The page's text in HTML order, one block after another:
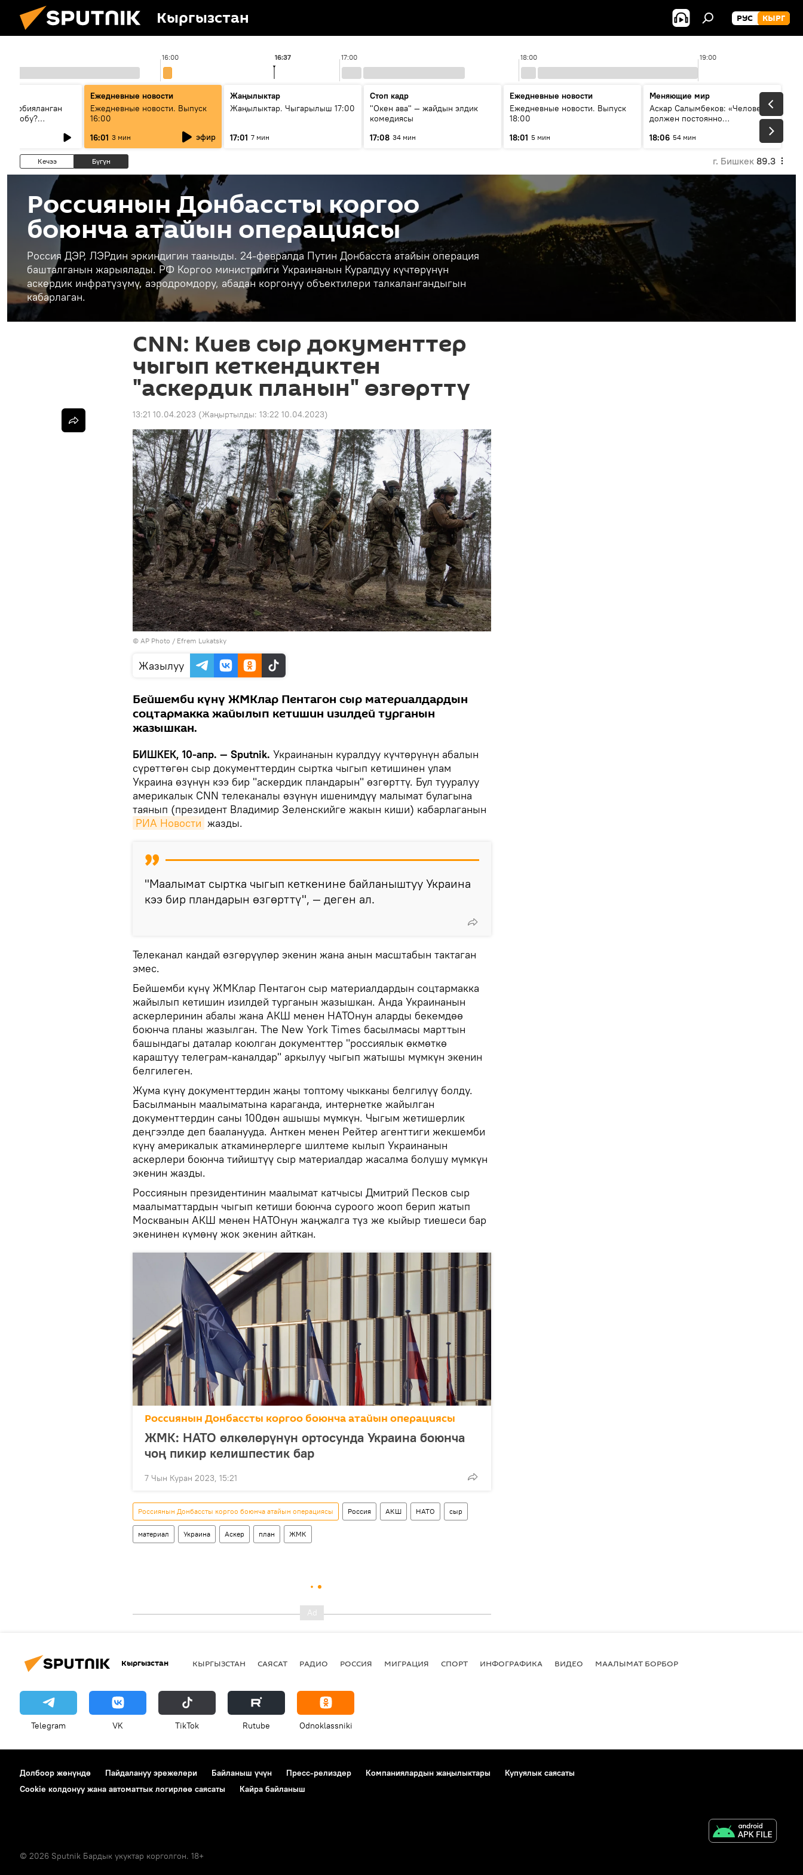
Кыргызстан РУС КЫРГ
16:00 17:00 18:00 19:00
16:37
тарбияланган
болобу?
Ежедневные новости
Ежедневные новости. Выпуск
16:00
16:01 3 мин эфир
Жаңылыктар
Жаңылыктар. Чыгарылыш 17:00
17:01 7 мин
Стоп кадр
"Окен ава" — жайдын элдик
комедиясы
17:08 34 мин
Ежедневные новости
Ежедневные новости. Выпуск
18:00
18:01 5 мин
Меняющие мир
Аскар Салымбеков: «Человек
должен постоянно
18:06 54 мин
Кечээ Бүгүн г. Бишкек 89.3
Россиянын Донбассты коргоо
боюнча атайын операциясы
Россия ДЭР, ЛЭРдин эркиндигин тааныды. 24-февралда Путин Донбасста атайын операция
башталганын жарыялады. РФ Коргоо министрлиги Украинанын Куралдуу күчтөрүнүн
аскердик инфратүзүмү, аэродромдору, абадан коргонуу объектилери талкалангандыгын
кабарлаган.
CNN: Киев сыр документтер
чыгып кеткендиктен
"аскердик планын" өзгөрттү
13:21 10.04.2023 (Жаңыртылды: 13:22 10.04.2023)
© AP Photo / Efrem Lukatsky
Жазылуу
Бейшемби күнү ЖМКлар Пентагон сыр материалдардын
соцтармакка жайылып кетишин изилдей турганын
жазышкан.
БИШКЕК, 10-апр. — Sputnik. Украинанын куралдуу күчтөрүнүн абалын
сүрөттөгөн сыр документтердин сыртка чыгып кетишинен улам
Украина өзүнүн кээ бир "аскердик пландарын" өзгөрттү. Бул тууралуу
америкалык CNN телеканалы өзүнүн ишенимдүү малымат булагына
таянып (президент Владимир Зеленскийге жакын киши) кабарлаганын
РИА Новости жазды.
"Маалымат сыртка чыгып кеткенине байланыштуу Украина
кээ бир пландарын өзгөрттү", — деген ал.
Телеканал кандай өзгөрүүлөр экенин жана анын масштабын тактаган
эмес.
Бейшемби күнү ЖМКлар Пентагон сыр материалдардын соцтармакка
жайылып кетишин изилдей турганын жазышкан. Анда Украинанын
аскерлеринин абалы жана АКШ менен НАТОнун аларды бекемдөө
боюнча планы жазылган. The New York Times басылмасы марттын
башындагы даталар коюлган документтер "россиялык өкмөткө
караштуу телеграм-каналдар" аркылуу чыгып жатышы мүмкүн экенин
белгилеген.
Жума күнү документтердин жаңы топтому чыкканы белгилүү болду.
Басылманын маалыматына караганда, интернетке жайылган
документтердин саны 100дөн ашышы мүмкүн. Чыгым жетишерлик
деңгээлде деп бааланууда. Анткен менен Рейтер агенттиги жекшемби
күнү америкалык аткаминерлерге шилтеме кылып Украинанын
аскерлери боюнча тийиштүү сыр материалдар жасалма болушу мүмкүн
экенин жазды.
Россиянын президентинин маалымат катчысы Дмитрий Песков сыр
маалыматтардын чыгып кетиши боюнча суроого жооп берип жатып
Москванын АКШ менен НАТОнун жаңжалга түз же кыйыр тиешеси бар
экенинен күмөнү жок экенин айткан.
Россиянын Донбассты коргоо боюнча атайын операциясы
ЖМК: НАТО өлкөлөрүнүн ортосунда Украина боюнча
чоң пикир келишпестик бар
7 Чын Куран 2023, 15:21
Россиянын Донбассты коргоо боюнча атайын операциясы Россия АКШ НАТО сыр
материал Украина Аскер план ЖМК
Кыргызстан КЫРГЫЗСТАН САЯСАТ РАДИО РОССИЯ МИГРАЦИЯ СПОРТ ИНФОГРАФИКА ВИДЕО МААЛЫМАТ БОРБОР
Telegram VK ТikТоk Rutube Odnoklassniki
Долбоор жөнүндө Пайдалануу эрежелери Байланыш үчүн Пресс-релиздер Компаниялардын жаңылыктары
Купуялык саясаты
Cookie колдонуу жана автоматтык логирлөө саясаты
Кайра байланыш
© 2026 Sputnik Бардык укуктар корголгон. 18+